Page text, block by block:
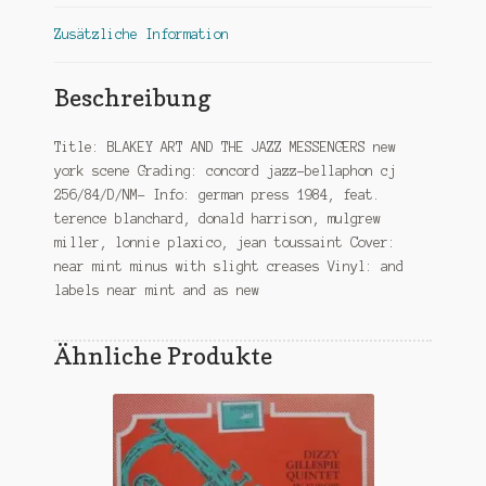
Zusätzliche Information
Beschreibung
Title: BLAKEY ART AND THE JAZZ MESSENGERS new
york scene Grading: concord jazz-bellaphon cj
256/84/D/NM- Info: german press 1984, feat.
terence blanchard, donald harrison, mulgrew
miller, lonnie plaxico, jean toussaint Cover:
near mint minus with slight creases Vinyl: and
labels near mint and as new
Ähnliche Produkte